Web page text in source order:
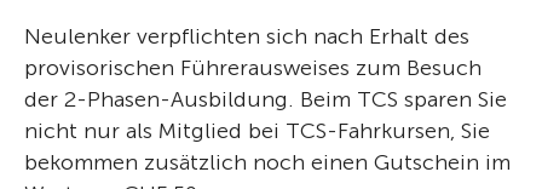
Neulenker verpflichten sich nach Erhalt des
provisorischen Führerausweises zum Besuch
der 2-Phasen-Ausbildung. Beim TCS sparen Sie
nicht nur als Mitglied bei TCS-Fahrkursen, Sie
bekommen zusätzlich noch einen Gutschein im